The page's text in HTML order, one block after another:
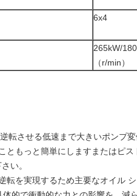
6x4
265kW/
（r/min）
転させる低速まで大きいポンプ変
もっと簡単にしますまたはピ
い。
転を実現するため主要なオイル